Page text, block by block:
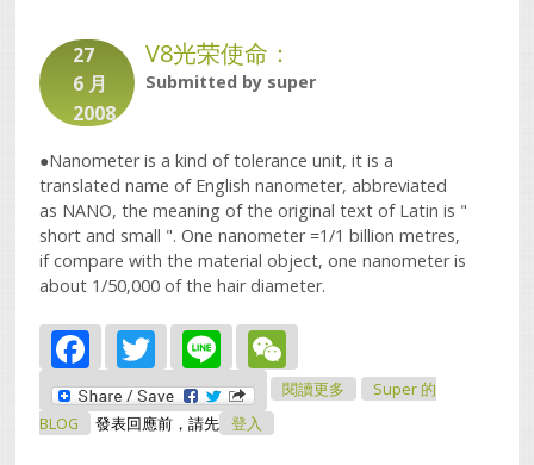
27
6 月
2008
V8光荣使命：
Submitted by super
●Nanometer is a kind of tolerance unit, it is a
translated name of English nanometer, abbreviated
as NANO, the meaning of the original text of Latin is "
short and small ". One nanometer =1/1 billion metres,
if compare with the material object, one nanometer is
about 1/50,000 of the hair diameter.
Facebook
Twitter
Line
閱讀更多關於V8光荣使命：
Super 的
BLOG
發表回應前，請先 登入